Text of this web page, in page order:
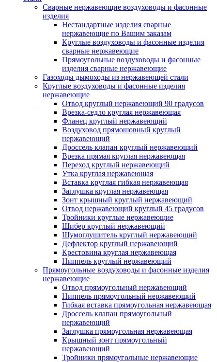
Сварные нержавеющие воздуховоды и фасонные
изделия
Нестандартные изделия сварные
нержавеющие по Вашим заказам
Круглые воздуховоды и фасонные изделия
сварные нержавеющие
Прямоугольные воздуховоды и фасонные
изделия сварные нержавеющие
Газоходы дымоходы из нержавеющей стали
Круглые воздуховоды и фасонные изделия
нержавеющие
Отвод круглый нержавеющий 90 градусов
Врезка-седло круглая нержавеющая
Фланец круглый нержавеющий
Воздуховод прямошовный круглый
нержавеющий
Дроссель клапан круглый нержавеющий
Врезка прямая круглая нержавеющая
Переход круглый нержавеющий
Утка круглая нержавеющая
Вставка круглая гибкая нержавеющая
Заглушка круглая нержавеющая
Зонт крышный круглый нержавеющий
Отвод нержавеющий круглый 45 градусов
Тройники круглые нержавеющие
Шибер круглый нержавеющий
Шумоглушитель круглый нержавеющий
Дефлектор круглый нержавеющий
Крестовина круглая нержавеющая
Ниппель круглый нержавеющий
Прямоугольные воздуховоды и фасонные изделия
нержавеющие
Отвод прямоугольный нержавеющий
Ниппель прямоугольный нержавеющий
Гибкая вставка прямоугольная нержавеющая
Дроссель клапан прямоугольный
нержавеющий
Заглушка прямоугольная нержавеющая
Крышный зонт прямоугольный
нержавеющий
Тройники прямоугольные нержавеющие